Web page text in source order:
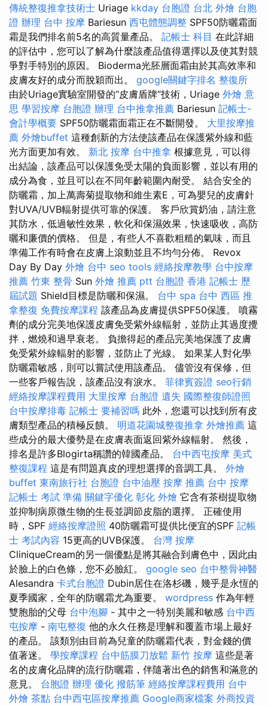
傳統整復推拿技術士 Uriage kkday 台胞證 台北 外燴 台胞
證 辦理 台中 按摩 Bariesun 西屯體態調整 SPF50防曬霜面
霜是我們排名前5名的高質量產品。 記帳士 科目 在此詳細
的評估中，您可以了解為什麼該產品值得選擇以及使其對競
爭對手特別的原因。 Bioderma光胚層面霜由於其高效率和
皮膚友好的成分而脫穎而出。 google關鍵字排名 整復所
由於Uriage實驗室開發的“皮膚盾牌”技術，Uriage 外燴 意
思 學習按摩 台胞證 辦理 台中推拿推薦 Bariesun 記帳士-
會計學概要 SPF50防曬霜面霜正在不斷開發。 大里按摩推
薦 外燴buffet 這種創新的方法使該產品在保護紫外線和藍
光方面更加有效。 新北 按摩 台中推拿 根據意見，可以得
出結論，該產品可以保護免受太陽的負面影響，並以有用的
成分為食，並且可以在不同年齡範圍內耐受。 結合安全的
防曬霜，加上萬壽菊提取物和維生素E，可為嬰兒的皮膚針
對UVA/UVB輻射提供可靠的保護。 客戶欣賞奶油，請注意
其防水，低過敏性效果，軟化和保濕效果，快速吸收，高防
曬和廉價的價格。 但是，有些人不喜歡粗糙的氣味，而且
準備工作有時會在皮膚上滾動並且不均勻分佈。 Revox
Day By Day 外燴 台中 seo tools 經絡按摩教學 台中按摩
推薦 竹東 整骨 Sun 外燴 推薦 ptt 台胞證 香港 記帳士 歷
屆試題 Shield目標是防曬和保濕。 台中 spa 台中 西區 推
拿整復 免費按摩課程 該產品為皮膚提供SPF50保護。 噴霧
劑的成分完美地保護皮膚免受紫外線輻射，並防止其過度攪
拌，燃燒和過早衰老。 負擔得起的產品完美地保護了皮膚
免受紫外線輻射的影響，並防止了光線。 如果某人對化學
防曬霜敏感，則可以嘗試使用該產品。 儘管沒有保修，但
一些客戶報告說，該產品沒有淚水。 菲律賓簽證 seo行銷
經絡按摩課程費用 大里按摩 台胞證 遺失 國際整復師證照
台中按摩排毒 記帳士 要補習嗎 此外，您還可以找到所有皮
膚類型產品的積極反饋。 明道花園城整復推拿 外燴推薦 這
些成分的最大優勢是在皮膚表面返回紫外線輻射。 然後，
排名是許多Blogirta稱讚的韓國產品。 台中西屯按摩 美式
整復課程 這是有問題真皮的理想選擇的音調工具。 外燴
buffet 東南旅行社 台胞證 台中油壓 按摩 推薦 台中 按摩
記帳士 考試 準備 關鍵字優化 彰化 外燴 它含有茶樹提取物
並抑制病原微生物的生長並調節皮脂的選擇。 正確使用
時，SPF 經絡按摩證照 40防曬霜可提供比便宜的SPF 記帳
士 考試內容 15更高的UVB保護。 台灣 按摩
CliniqueCream的另一個優點是將其融合到膚色中，因此由
於臉上的白色條，您不必臉紅。 google seo 台中整骨神醫
Alesandra 卡式台胞證 Dubin居住在洛杉磯，幾乎是永恆的
夏季國家，全年的防曬霜尤為重要。 wordpress 作為年輕
雙胞胎的父母 台中泡腳 - 其中之一特別美麗和敏感 台中西
屯按摩 - 南屯整復 他的永久任務是理解和覆蓋市場上最好
的產品。 該類別由目前為兒童的防曬霜代表，對金錢的價
值著迷。 學按摩課程 台中筋膜刀放鬆 新竹 按摩 這些是著
名的皮膚化品牌的流行防曬霜，伴隨著出色的銷售和滿意的
意見。 台胞證 辦理 優化 撥筋筆 經絡按摩課程費用 台中
外燴 茶點 台中西屯區按摩推薦 Google商家檔案 外商投資